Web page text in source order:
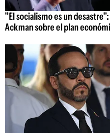
"El socialismo es un
Ackman sobre el plan